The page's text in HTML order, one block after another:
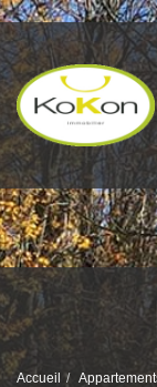
Accueil